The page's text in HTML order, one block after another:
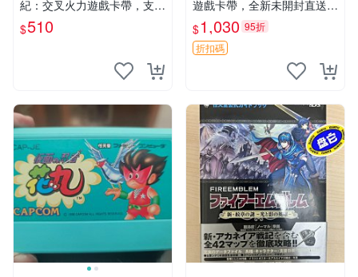
紀：交叉火力遊戲卡帶，支援
3DS輕鬆遊玩。 世紀機甲 機
動武裝 可用卡帶
$510
遊戲卡帶，全新未開封直送
聖靈破碎者 3DS 新遊戲 游戲
卡帶
$1,030 95折
折扣碼